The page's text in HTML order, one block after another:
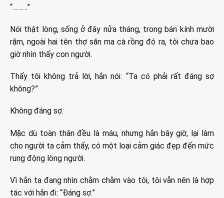
“………”
Nói thật lòng, sống ở đây nửa tháng, trong bán kính mười
rặm, ngoài hai tên thợ săn ma cà rồng đó ra, tôi chưa bao
giờ nhìn thấy con người.
Thấy tôi không trả lời, hắn nói: “Ta có phải rất đáng sợ
không?”
Không đáng sợ.
Mặc dù toàn thân đều là máu, nhưng hắn bây giờ, lại làm
cho người ta cảm thấy, có một loại cảm giác đẹp đến mức
rung động lòng người.
Vì hắn ta đang nhìn chằm chằm vào tôi, tôi vẫn nên là hợp
tác với hắn đi: “Đáng sợ.”